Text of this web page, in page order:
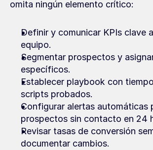
omita ningún elemento crítico:
Definir y comunicar KPIs clave
equipo.
Segmentar prospectos y
específicos.
Establecer playbook con
scripts probados.
Configurar alertas automáticas
prospectos sin contacto en 24
Revisar tasas de conversión
documentar cambios.